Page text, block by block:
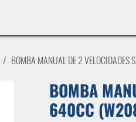
BOMBA MANUAL DE 2
BOMBA
640CC